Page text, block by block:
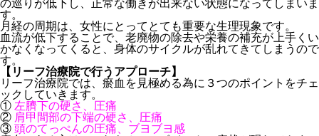
の巡りが低下し、正常な働きが出来ない状態になってしまいま
す。
月経の周期は、女性にとってとても重要な生理現象です。
血流が低下することで、老廃物の除去や栄養の補充が上手くい
かなくなってくると、身体のサイクルが乱れてきてしまうので
す。
【リーフ治療院で行うアプローチ】
リーフ治療院では、瘀血を見極める為に３つのポイントをチェ
ックしていきます。
① 左臍下の硬さ、圧痛
② 肩甲間部の下端の硬さ、圧痛
③ 頭のてっぺんの圧痛、ブヨブヨ感